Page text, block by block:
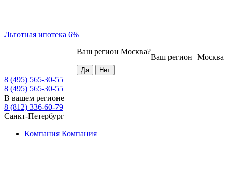
Льготная ипотека 6%
Москва
Ваш регион
Ваш регион Москва?
8 (495) 565-30-55
8 (495) 565-30-55
В вашем регионе
8 (812) 336-60-79
Санкт-Петербург
Компания Компания